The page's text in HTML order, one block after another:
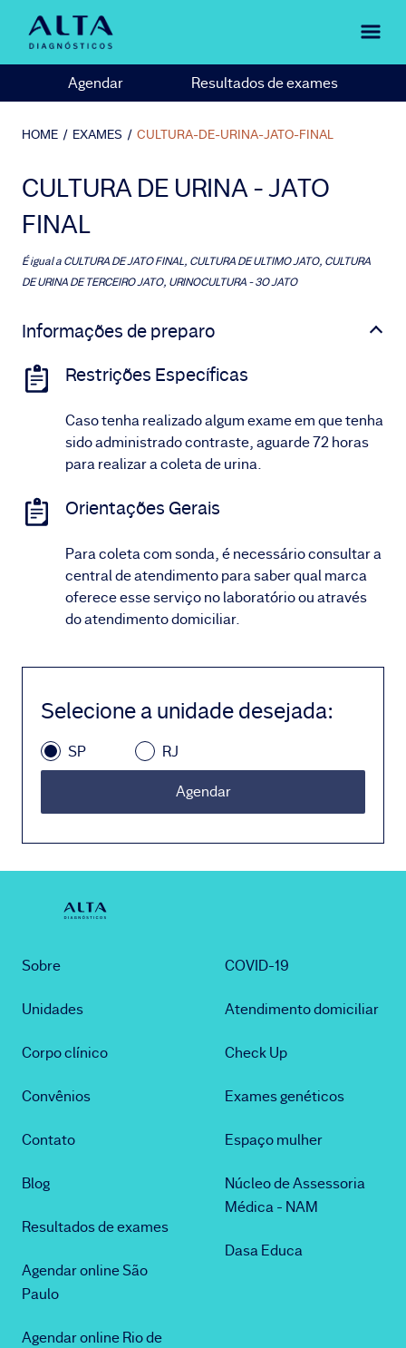
Agendar Resultados de exames
HOME / EXAMES / CULTURA-DE-URINA-JATO-FINAL
CULTURA DE URINA - JATO
FINAL
É igual aCULTURA DE JATO FINAL, CULTURA DE ULTIMO JATO, CULTURA
DE URINA DE TERCEIRO JATO, URINOCULTURA - 3O JATO
Informações de preparo
Restrições Específicas
Caso tenha realizado algum exame em que tenha
sido administrado contraste, aguarde 72 horas
para realizar a coleta de urina.
Orientações Gerais
Para coleta com sonda, é necessário consultar a
central de atendimento para saber qual marca
oferece esse serviço no laboratório ou através
do atendimento domiciliar.
Selecione a unidade desejada:
SP RJ
Agendar
Sobre
Unidades
Corpo clínico
Convênios
Contato
Blog
Resultados de exames
Agendar online São
Paulo
Agendar online Rio de
COVID-19
Atendimento domiciliar
Check Up
Exames genéticos
Espaço mulher
Núcleo de Assessoria
Médica - NAM
Dasa Educa